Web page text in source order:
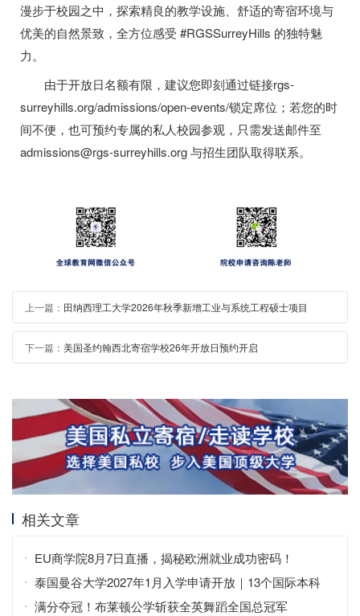
漫步于校园之中，探索精良的教学设施、舒适的寄宿环境与
优美的自然景致，全方位感受 #RGSSurreyHills 的独特魅
力。
由于开放日名额有限，建议您即刻通过链接rgs-
surreyhills.org/admissions/open-events/锁定席位；若您的时
间不便，也可预约专属的私人校园参观，只需发送邮件至
admissions@rgs-surreyhills.org 与招生团队取得联系。
上一篇： 田纳西理工大学2026年秋季新增工业与系统工程硕士项目
下一篇： 美国圣约翰西北寄宿学校26年开放日预约开启
相关文章
EU商学院8月7日直播，揭秘欧洲就业成功密码！
泰国曼谷大学2027年1月入学申请开放｜13个国际本科
+中英双语
满分夺冠！布莱顿公学斩获全英舞蹈全国总冠军